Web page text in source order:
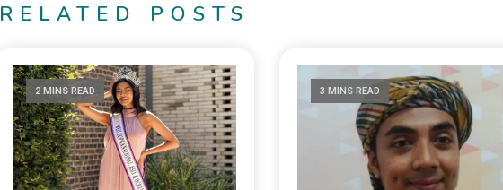
RELATED POSTS
2 MINS READ 3 MINS READ